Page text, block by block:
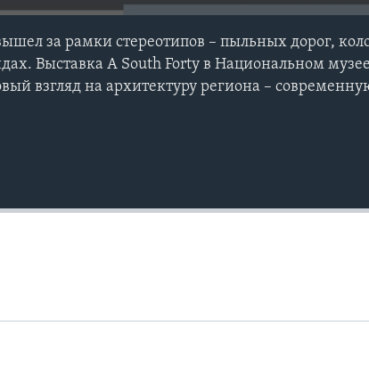
за рамки стереотипов – пыльных дорог,
Выставка A South Forty в Национальном музее
взгляд на архитектуру региона –